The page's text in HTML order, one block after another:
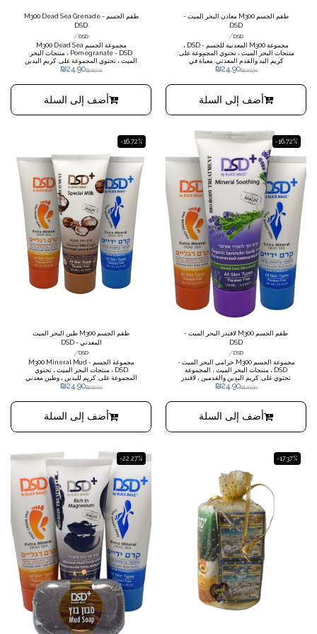
طقم الجسم M300 معادن البحر الميت -
DSD
DSD
/
مجموعة M300 المعدنية للجسم - DSD ،
منتجات البحر الميت ، تحتوي المجموعة على:
كريم اليد والقدم المعدني. معبأة في
السيلوفان.
₪29.90
₪24.90
أضف إلى السلة
طقم الجسم M300 Dead Sea Grenade -
DSD
DSD
/
مجموعة الجسم M300 Dead Sea
Pomegranate - DSD ، منتجات البحر
الميت ، تحتوي المجموعة على: كريم اليدين
والقدمين برمان البحر الميت. معبأة في
₪29.90
₪24.90
أضف إلى السلة
-16.72%
طقم الجسم M300 لافندر البحر الميت -
DSD
DSD
/
مجموعة الجسم M300 خزامى البحر الميت -
DSD ، منتجات البحر الميت ، المجموعة
تحتوي على: كريم اليدين والقدمين ، لافندر
البحر الميت. معبأة في السيلوفان.
₪29.90
₪24.90
أضف إلى السلة
-16.72%
طقم الجسم M300 طين البحر الميت
المعدني - DSD
DSD
/
مجموعة الجسم M300 Mineral Mud -
DSD ، منتجات البحر الميت ، تحتوي
المجموعة على: كريم لليدين ، وطين معدني
للجسم. معبأة في السيلوفان.
₪29.90
₪24.90
أضف إلى السلة
-17.37%
-22.27%